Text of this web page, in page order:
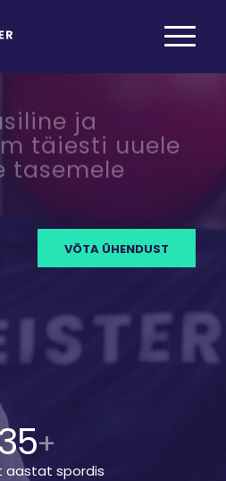
ja
täiesti uuele
tasemele
VÕTA ÜHENDUST
+
aastat spordis